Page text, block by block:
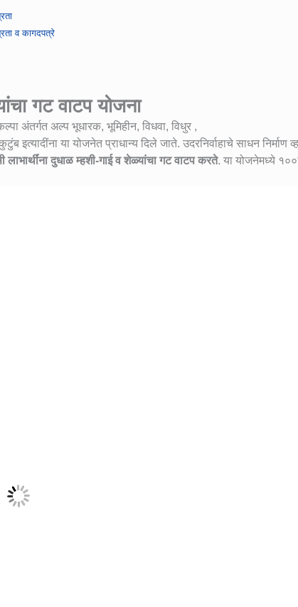
व कागदपत्रे
गट वाटप योजना
अंतर्गत अल्प भूधारक, भूमिहीन, विधवा, विधुर ,
या योजनेत प्राधान्य दिले जाते. उदरनिर्वाहाचे साधन निर्माण
लाभार्थींना दुधाळ म्हशी-गाई व शेळ्यांचा गट वाटप करते. या योजनेमध्ये